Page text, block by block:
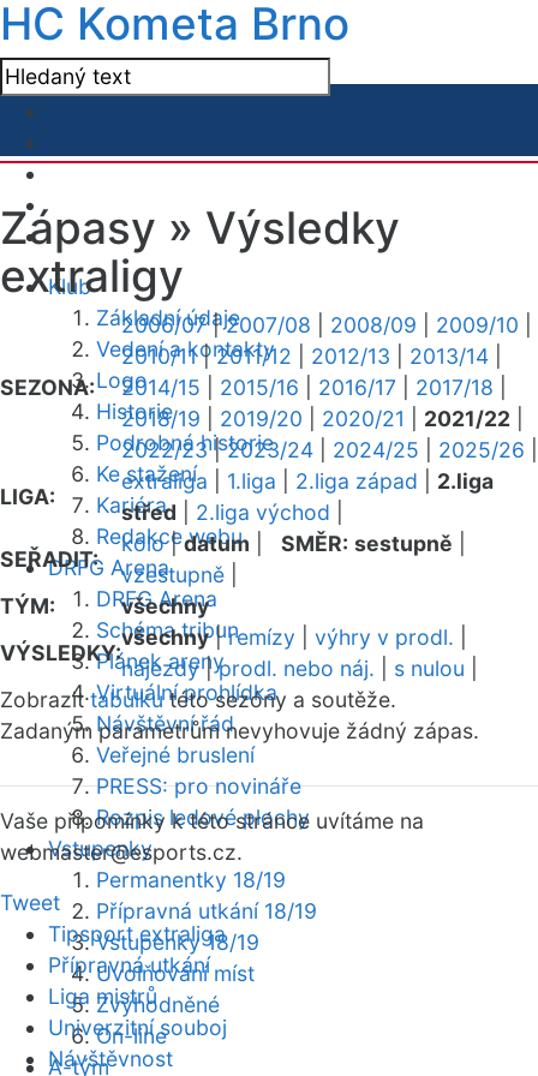
HC Kometa Brno
Klub
Základní údaje
Vedení a kontakty
Logo
Historie
Podrobná historie
Ke stažení
Kariéra
Redakce webu
DRFG Arena
DRFG Arena
Schéma tribun
Plánek areny
Virtuální prohlídka
Návštěvní řád
Veřejné bruslení
PRESS: pro novináře
Rozpis ledové plochy
Vstupenky
Permanentky 18/19
Přípravná utkání 18/19
Vstupenky 18/19
Uvolňování míst
Zvýhodněné
On-line
A-tým
Zápasy » Výsledky
extraligy
SEZONA:
2006/07|2007/08 2008/09 2009/10
2010/11|2011/12 2012/13 2013/14
2014/15
2015/16 2016/17 2017/18
2018/19
2019/20 2020/21 2021/22
2022/23|2023/24 2024/25 2025/26
LIGA:
extraliga 1.liga 2.liga západ
2.liga
střed
2.liga východ
SEŘADIT:
kolo|datum SMĚR: sestupně
vzestupně
TÝM:
všechny
VÝSLEDKY:
všechny|remízy výhry v prodl.
nájezdy|prodl. nebo náj. s nulou
Zobrazittabulkutéto sezóny a soutěže.
Zadaným parametrům nevyhovuje žádný zápas.
Vaše připomínky k této stránce uvítáme na
webmaster@esports.cz.
Tweet
Tipsport extraliga
Přípravná utkání
Liga mistrů
Univerzitní souboj
Návštěvnost